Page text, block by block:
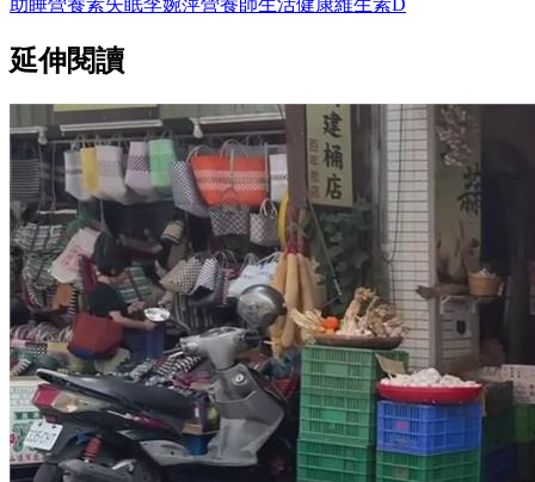
助睡營養素失眠李婉萍營養師生活健康維生素D
延伸閱讀